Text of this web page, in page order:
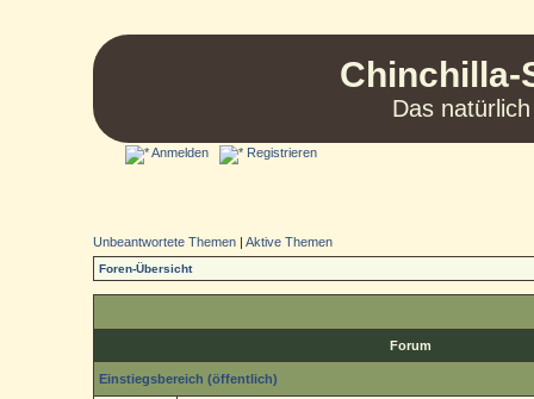
Chinchilla-
Das
Anmelden Registrieren
Unbeantwortete Themen |Aktive Themen
Foren-Übersicht
Forum
Einstiegsbereich (öffentlich)